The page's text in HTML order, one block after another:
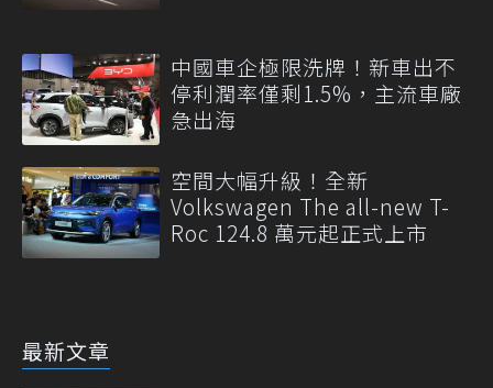
中國車企極限洗牌！新車出不
停利潤率僅剩1.5%，主流車廠
急出海
空間大幅升級！全新
Volkswagen The all-new T-
Roc 124.8 萬元起正式上市
最新文章